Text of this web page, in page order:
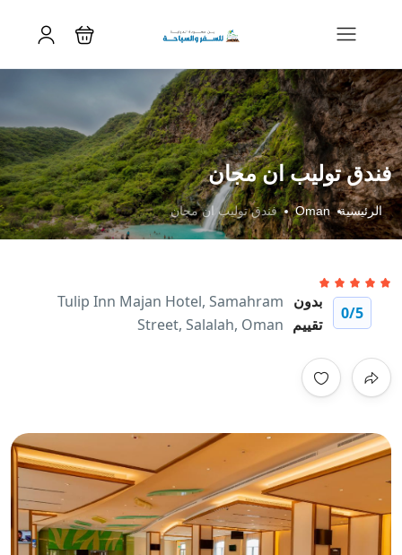
فندق توليب ان مجان
الرئيسية Oman فندق توليب ان مجان
0/5
بدون
تقييم
Tulip Inn Majan Hotel, Samahram
Street, Salalah, Oman